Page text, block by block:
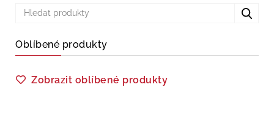
Oblíbené produkty
Zobrazit oblíbené produkty